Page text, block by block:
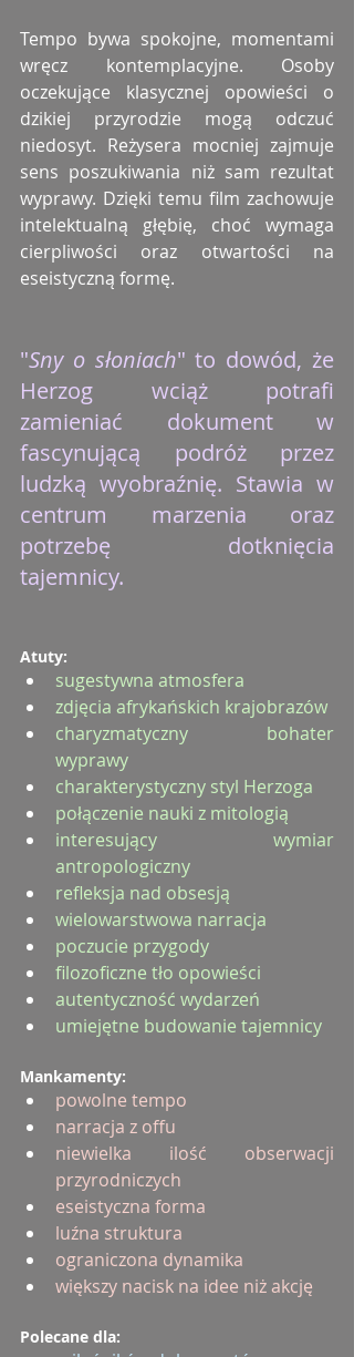
Tempo bywa spokojne, momentami
wręcz kontemplacyjne. Osoby
oczekujące klasycznej opowieści o
dzikiej przyrodzie mogą odczuć
niedosyt. Reżysera mocniej zajmuje
sens poszukiwania niż sam rezultat
wyprawy. Dzięki temu film zachowuje
intelektualną głębię, choć wymaga
cierpliwości oraz otwartości na
eseistyczną formę.
"Sny o słoniach" to dowód, że
Herzog wciąż potrafi
zamieniać dokument w
fascynującą podróż przez
ludzką wyobraźnię. Stawia w
centrum marzenia oraz
potrzebę dotknięcia
tajemnicy.
Atuty:
sugestywna atmosfera
zdjęcia afrykańskich krajobrazów
charyzmatyczny bohater
wyprawy
charakterystyczny styl Herzoga
połączenie nauki z mitologią
interesujący wymiar
antropologiczny
refleksja nad obsesją
wielowarstwowa narracja
poczucie przygody
filozoficzne tło opowieści
autentyczność wydarzeń
umiejętne budowanie tajemnicy
Mankamenty:
powolne tempo
narracja z offu
niewielka ilość obserwacji
przyrodniczych
eseistyczna forma
luźna struktura
ograniczona dynamika
większy nacisk na idee niż akcję
Polecane dla: